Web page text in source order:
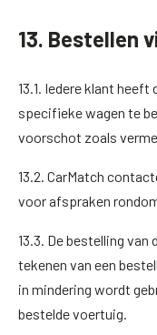
13. Bestellen
13.1. Iedere klant
specifieke wagen te
voorschot zoals
13.2. CarMatch
voor afspraken
13.3. De bestelling
tekenen van een
in mindering wordt
bestelde voertuig.